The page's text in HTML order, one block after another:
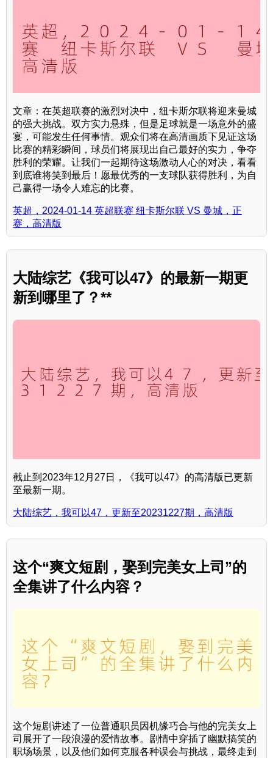
文章：在英超联赛的激烈对决中，纽卡斯尔联将迎来曼城
的强大挑战。双方实力悬殊，但是足球就是一场意外的盛
宴，可能发生任何事情。观众们将在高清画质下见证这场
比赛的精彩瞬间，球员们将展现出自己最好的实力，争夺
胜利的荣耀。让我们一起期待这场激动人心的对决，看看
到底谁将笑到最后！愿最优秀的一支球队获得胜利，为自
己赢得一场令人难忘的比赛。
英超，2024-01-14 英超联赛 纽卡斯尔联 VS 曼城，正
赛，高清版
大陆综艺《我可以47》的最新一期更
新到哪里了？**
截止到2023年12月27日，《我可以47》的高清版已更新
至最新一期。
大陆综艺，我可以47，更新至20231227期，高清版
这个“爽文短剧，娶到完美女上司”的
全集讲了什么内容？
这个短剧讲述了一位普通职员因机缘巧合与他的完美女上
司展开了一段浪漫的爱情故事。剧情中穿插了幽默搞笑的
职场场景，以及他们如何克服各种误会与挑战，最终走到